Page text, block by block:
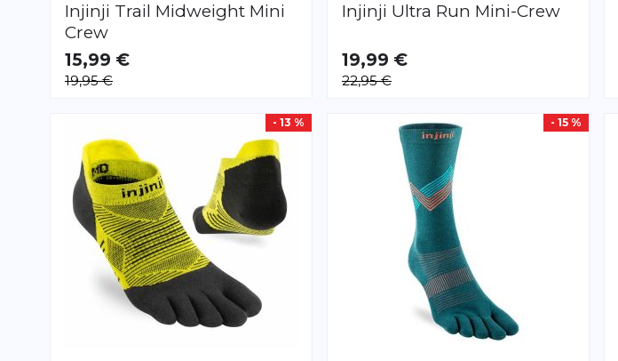
Injinji Trail Midweight Mini
Crew
VERFÜGBAR
SM
15,99 €
19,95 €
Injinji Ultra Run Mini-Crew
VERFÜGBAR
SM
19,99 €
22,95 €
- 13 % - 15 %